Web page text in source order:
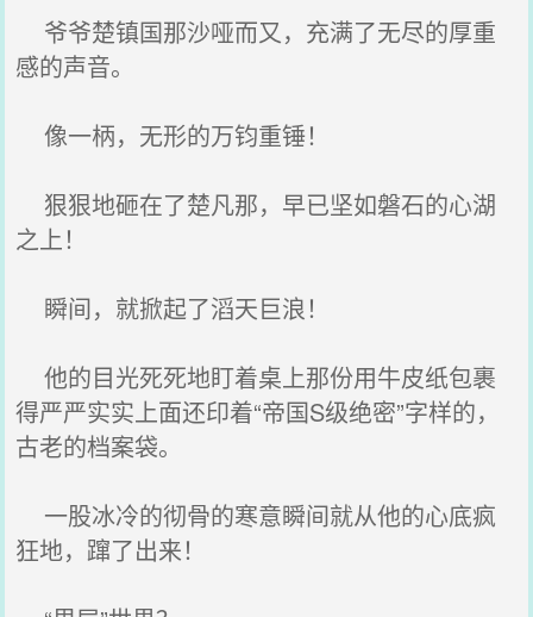
爷爷楚镇国那沙哑而又，充满了无尽的厚重
感的声音。
像一柄，无形的万钧重锤！
狠狠地砸在了楚凡那，早已坚如磐石的心湖
之上！
瞬间，就掀起了滔天巨浪！
他的目光死死地盯着桌上那份用牛皮纸包裹
得严严实实上面还印着“帝国S级绝密”字样的，
古老的档案袋。
一股冰冷的彻骨的寒意瞬间就从他的心底疯
狂地，蹿了出来！